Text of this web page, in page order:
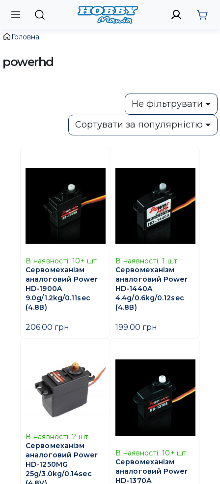
Головна
powerhd
Не фільтрувати
Сортувати за популярністю
В наявності: 10+ шт.
Сервомеханізм
аналоговий Power
HD-1900A
9.0g/1.2kg/0.11sec
(4.8В)
206.00 грн
В наявності: 1 шт.
Сервомеханізм
аналоговий Power
HD-1440A
4.4g/0.6kg/0.12sec
(4.8В)
199.00 грн
В наявності: 2 шт.
Сервомеханізм
аналоговий Power
HD-1250MG
25g/3.0kg/0.14sec
В наявності: 10+ шт.
Сервомеханізм
аналоговий Power
HD-1370А